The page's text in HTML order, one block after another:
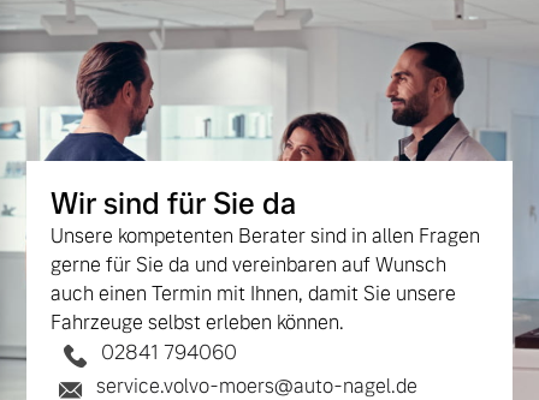
Wir sind für Sie da
Unsere kompetenten Berater sind in allen Fragen
gerne für Sie da und vereinbaren auf Wunsch
auch einen Termin mit Ihnen, damit Sie unsere
Fahrzeuge selbst erleben können.
02841 794060
service.volvo-moers@auto-nagel.de